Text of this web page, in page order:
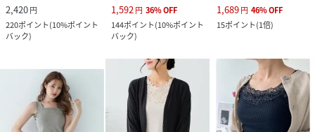
2,420円
220ポイント(10%ポイント
バック)
1,592円 36%OFF
144ポイント(10%ポイント
バック)
1,689円 46%OFF
15ポイント(1倍)